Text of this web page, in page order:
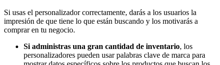
Si usas el personalizador correctamente, darás a los usuarios la
impresión de que tiene lo que están buscando y los motivarás a
comprar en tu negocio.
Si administras una gran cantidad de inventario, los
personalizadores pueden usar palabras clave de marca para